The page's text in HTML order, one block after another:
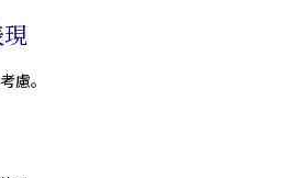
慮。